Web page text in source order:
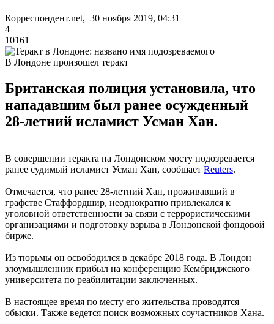
Корреспондент.net, 30 ноября 2019, 04:31
4
10161
В Лондоне произошел теракт
Британская полиция установила, что
нападавшим был ранее осужденный
28-летний исламист Усман Хан.
В совершении теракта на Лондонском мосту подозревается
ранее судимый исламист Усман Хан, сообщает Reuters.
Отмечается, что ранее 28-летний Хан, проживавший в
графстве Стаффордшир, неоднократно привлекался к
уголовной ответственности за связи с террористическими
организациями и подготовку взрыва в Лондонской фондовой
бирже.
Из тюрьмы он освободился в декабре 2018 года. В Лондон
злоумышленник прибыл на конференцию Кембриджского
университета по реабилитации заключенных.
В настоящее время по месту его жительства проводятся
обыски. Также ведется поиск возможных соучастников Хана.